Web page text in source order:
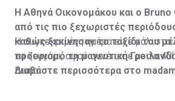
Η Αθηνά Οικονομάκου και ο Bruno
από τις πιο ξεχωριστές
καθώς ξεκίνησαν το ταξίδι του
προορισμό τη μαγευτική
Η συγκεκριμένη ημέρα είχε μάλιστα
το ζευγάρι, αφού συνέπεσε με τα
Bruno.
Διαβάστε περισσότερα στο